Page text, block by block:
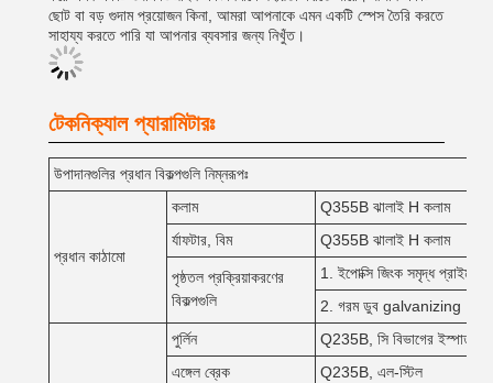
ছোট বা বড় গুদাম প্রয়োজন কিনা, আমরা আপনাকে এমন একটি স্পেস তৈরি করতে
সাহায্য করতে পারি যা আপনার ব্যবসার জন্য নিখুঁত।
টেকনিক্যাল প্যারামিটারঃ
উপাদানগুলির প্রধান বিকল্পগুলি নিম্নরূপঃ
প্রধান কাঠামো
কলাম
Q355B ঝালাই H কলাম
র্যাফটার, বিম
Q355B ঝালাই H কলাম
পৃষ্ঠতল প্রক্রিয়াকরণের
বিকল্পগুলি
1. ইপোক্সি জিংক সমৃদ্ধ প্রাইমার +
2. গরম ডুব galvanizing
পুর্লিন
Q235B, সি বিভাগের ইস্পাত,
এঙ্গেল ব্রেক
Q235B, এল-স্টিল